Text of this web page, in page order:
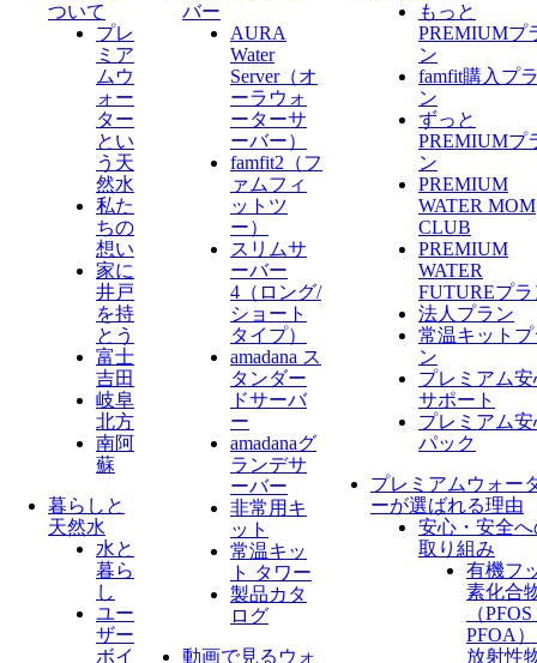
ついて
プレ
ミア
ムウ
ォー
ター
とい
う天
然水
私た
ちの
想い
家に
井戸
を持
とう
富士
吉田
岐阜
北方
南阿
蘇
暮らしと
天然水
水と
暮ら
し
ユー
ザー
ボイ
バー
AURA
Water
Server​（オ
ーラウォ
ーターサ
ーバー）
famfit2（フ
ァムフィ
ットツ
ー）
スリムサ
ーバー
4（ロング/
ショート
タイプ）
amadana ス
タンダー
ドサーバ
ー
amadanaグ
ランデサ
ーバー
非常用キ
ット
常温キッ
ト タワー
製品カタ
ログ
動画で見るウォ
もっと
PREMIUMプ
ン
famfit購入プ
ン
ずっと
PREMIUMプ
ン
PREMIUM
WATER MOM
CLUB
PREMIUM
WATER
FUTUREプラ
法人プラン
常温キットプ
ン
プレミアム安
サポート
プレミアム安
パック
プレミアムウォー
ーが選ばれる理由
安心・安全へ
取り組み
有機フ
素化合
（
PFOA
放射性